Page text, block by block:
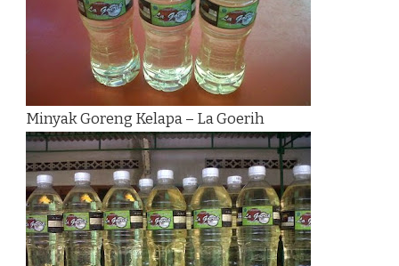
Minyak Goreng Kelapa – La Goerih